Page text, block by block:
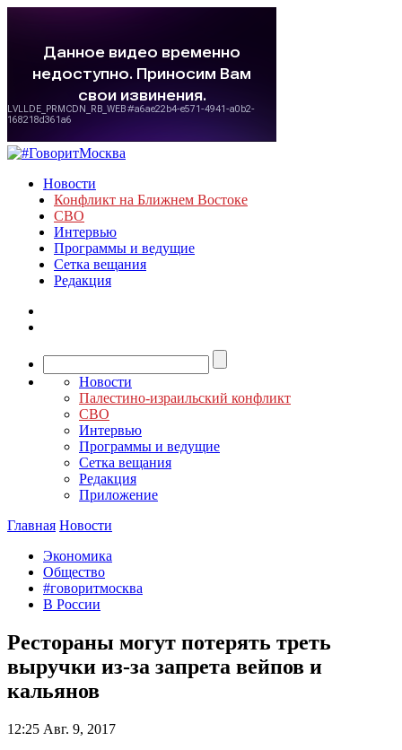
Новости
Конфликт на Ближнем Востоке
СВО
Интервью
Программы и ведущие
Сетка вещания
Редакция
Новости
Палестино-израильский конфликт
СВО
Интервью
Программы и ведущие
Сетка вещания
Редакция
Приложение
Главная Новости
Экономика
Общество
#говоритмосква
В России
Рестораны могут потерять треть
выручки из-за запрета вейпов и
кальянов
12:25 Авг. 9, 2017